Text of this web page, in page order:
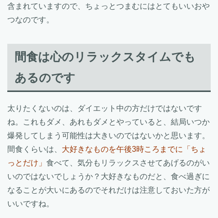
含まれていますので、ちょっとつまむにはとてもいいおや
つなのです。
間食は心のリラックスタイムでも
あるのです
太りたくないのは、ダイエット中の方だけではないです
ね。これもダメ、あれもダメとやっていると、結局いつか
爆発してしまう可能性は大きいのではないかと思います。
間食くらいは、 大好きなものを午後3時ころまでに「ちょ
っとだけ」 食べて、気分もリラックスさせてあげるのがい
いのではないでしょうか？大好きなものだと、食べ過ぎに
なることが大いにあるのでそれだけは注意しておいた方が
いいですね。